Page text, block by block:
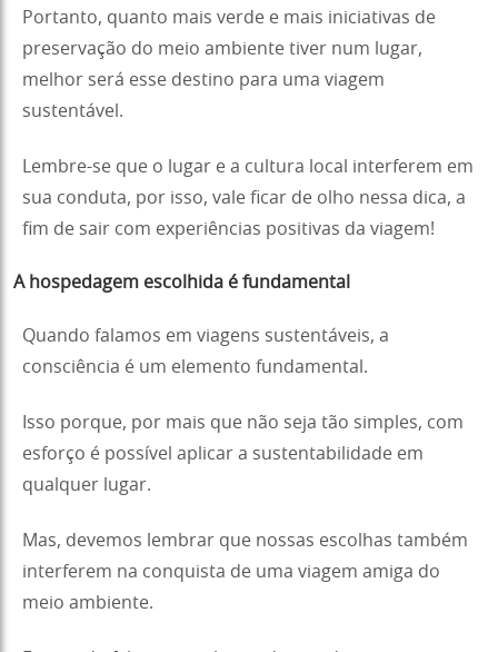
Portanto, quanto mais verde e mais iniciativas de
preservação do meio ambiente tiver num lugar,
melhor será esse destino para uma viagem
sustentável.
Lembre-se que o lugar e a cultura local interferem em
sua conduta, por isso, vale ficar de olho nessa dica, a
fim de sair com experiências positivas da viagem!
A hospedagem escolhida é fundamental
Quando falamos em viagens sustentáveis, a
consciência é um elemento fundamental.
Isso porque, por mais que não seja tão simples, com
esforço é possível aplicar a sustentabilidade em
qualquer lugar.
Mas, devemos lembrar que nossas escolhas também
interferem na conquista de uma viagem amiga do
meio ambiente.